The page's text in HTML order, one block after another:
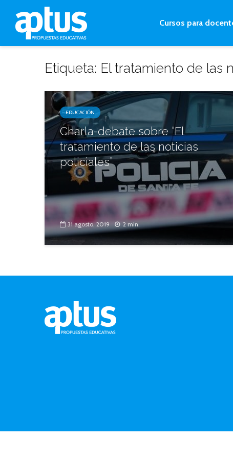
Cursos para
Etiqueta: El tratamiento de las
EDUCACIÓN
Charla-debate sobre “El
tratamiento de las noticias
policiales”
31 agosto, 2019 2 min.